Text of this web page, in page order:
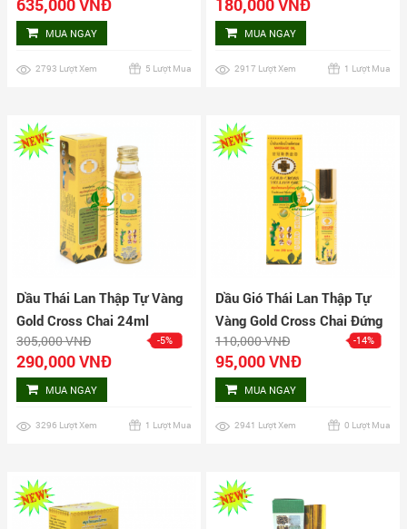
MUA NGAY
2793 Lượt Xem 5 Lượt Mua
MUA NGAY
2917 Lượt Xem 1 Lượt Mua
Dầu Thái Lan Thập Tự Vàng
Gold Cross Chai 24ml
305,000 VNĐ -5%
290,000 VNĐ
MUA NGAY
3296 Lượt Xem 1 Lượt Mua
Dầu Gió Thái Lan Thập Tự
Vàng Gold Cross Chai Đứng
3ml
110,000 VNĐ -14%
95,000 VNĐ
MUA NGAY
2941 Lượt Xem 0 Lượt Mua